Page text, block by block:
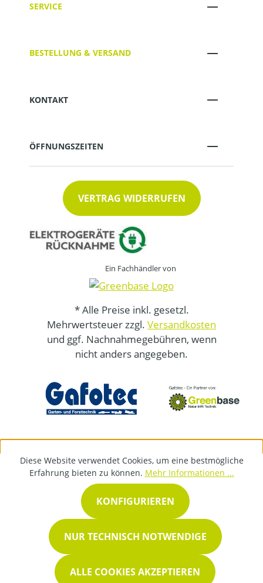
SERVICE
BESTELLUNG & VERSAND
KONTAKT
ÖFFNUNGSZEITEN
VERTRAG WIDERRUFEN
Ein Fachhändler von
* Alle Preise inkl. gesetzl.
Mehrwertsteuer zzgl. Versandkosten
und ggf. Nachnahmegebühren, wenn
nicht anders angegeben.
Diese Website verwendet Cookies, um eine bestmögliche
Erfahrung bieten zu können. Mehr Informationen ...
NUR TECHNISCH NOTWENDIGE
KONFIGURIEREN
ALLE COOKIES AKZEPTIEREN